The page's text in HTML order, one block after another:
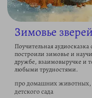
Зимовье зверей
Поучительная
построили зимовье и
дружбе, взаимовыручке и
любыми трудностями.
про домашних животных,
детского сада